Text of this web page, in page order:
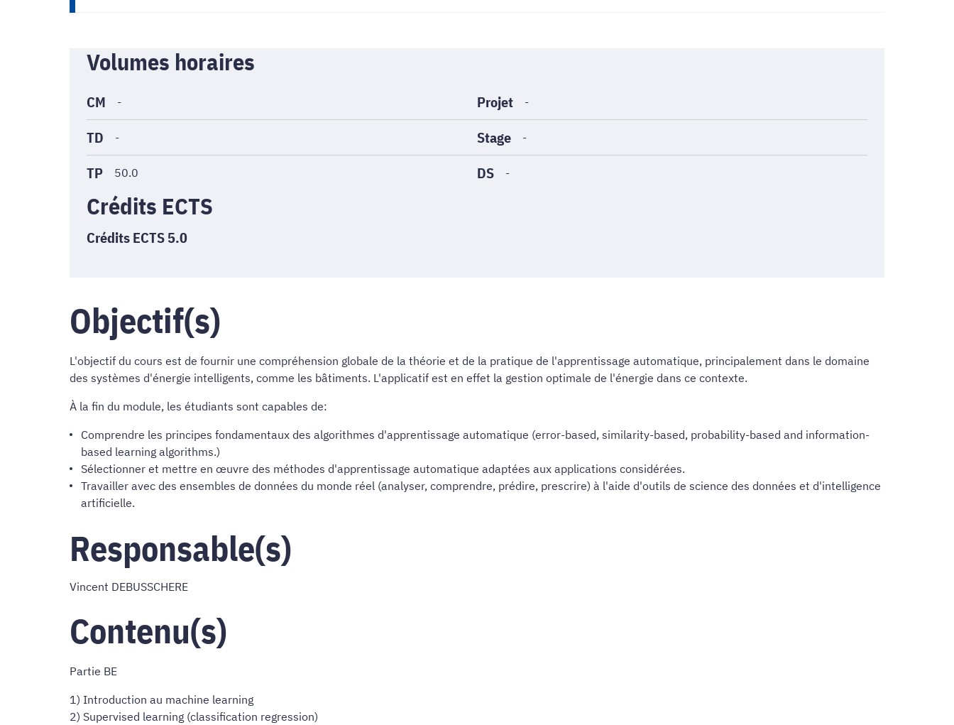
Informations
générales
Volumes horaires
CM - Projet -
TD - Stage -
TP 50.0 DS -
Crédits ECTS
Crédits ECTS 5.0
Objectif(s)
L'objectif du cours est de fournir une compréhension globale de la théorie et de la pratique de l'apprentissage automatique, principalement dans le domaine
des systèmes d'énergie intelligents, comme les bâtiments. L'applicatif est en effet la gestion optimale de l'énergie dans ce contexte.
À la fin du module, les étudiants sont capables de:
Comprendre les principes fondamentaux des algorithmes d'apprentissage automatique (error-based, similarity-based, probability-based and information-
based learning algorithms.)
Sélectionner et mettre en œuvre des méthodes d'apprentissage automatique adaptées aux applications considérées.
Travailler avec des ensembles de données du monde réel (analyser, comprendre, prédire, prescrire) à l'aide d'outils de science des données et d'intelligence
artificielle.
Responsable(s)
Vincent DEBUSSCHERE
Contenu(s)
Partie BE
1) Introduction au machine learning
2) Supervised learning (classification regression)